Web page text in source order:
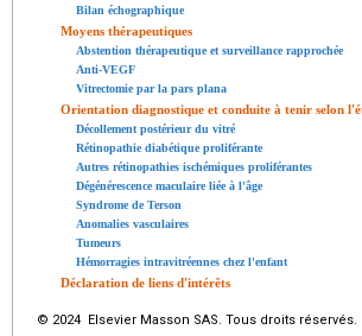
Bilan échographique
Moyens thérapeutiques
Abstention thérapeutique et surveillance rapprochée
Anti-VEGF
Vitrectomie par la pars plana
Orientation diagnostique et conduite à tenir selon
Décollement postérieur du vitré
Rétinopathie diabétique proliférante
Autres rétinopathies ischémiques proliférantes
Dégénérescence maculaire liée à l'âge
Syndrome de Terson
Anomalies vasculaires
Tumeurs
Hémorragies intravitréennes chez l'enfant
Déclaration de liens d'intérêts
© 2024 Elsevier Masson SAS. Tous droits réservés.